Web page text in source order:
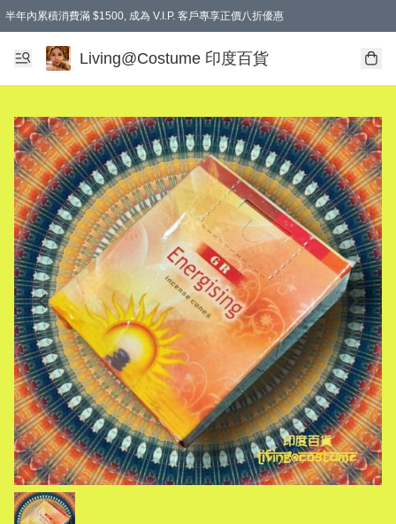
半年內累積消費滿 $1500, 成為 V.I.P. 客戶專享正價八折優惠
滿$600免本地運費
Living@Costume 印度百貨